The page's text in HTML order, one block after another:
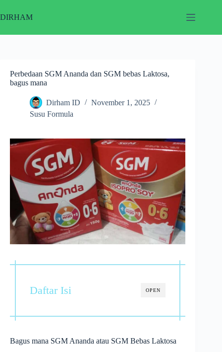
to
content
DIRHAM
Perbedaan SGM Ananda dan SGM bebas Laktosa,
bagus mana
Dirham ID
November 1, 2025
Susu Formula
OPEN
Daftar Isi
Bagus mana SGM Ananda atau SGM Bebas Laktosa